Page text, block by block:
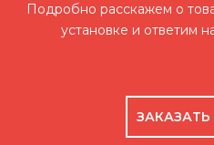
Подробно расскажем о
установке и ответим